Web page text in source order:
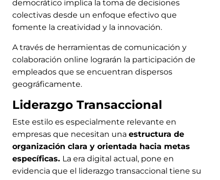
democrático implica la toma de decisiones
colectivas desde un enfoque efectivo que
fomente la creatividad y la innovación.
A través de herramientas de comunicación y
colaboración online lograrán la participación de
empleados que se encuentran dispersos
geográficamente.
Liderazgo Transaccional
Este estilo es especialmente relevante en
empresas que necesitan una estructura de
organización clara y orientada hacia metas
específicas. La era digital actual, pone en
evidencia que el liderazgo transaccional tiene su